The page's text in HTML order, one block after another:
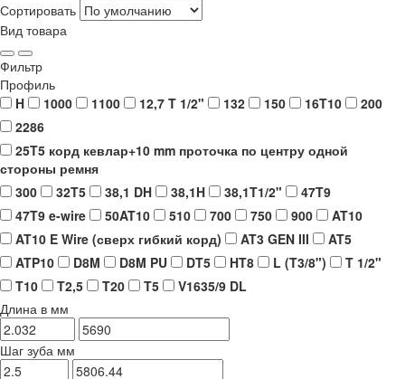
Сортировать
Вид товара
Фильтр
Профиль
H
1000 1100 12,7 T 1/2" 132 150 16T10
200
2286
25T5 корд кевлар+10 mm проточка по центру одной
стороны ремня
300
32T5 38,1 DH 38,1H 38,1T1/2"
47T9
47T9 e-wire
50AT10 510 700 750 900
AT10
AT10 E Wire (сверх гибкий корд)
AT3 GEN III
AT5
ATP10
D8M D8M PU DT5 HT8 L (T3/8")
T 1/2"
T10
T2,5 T20 T5
V1635/9 DL
Длина в мм
Шаг зуба мм